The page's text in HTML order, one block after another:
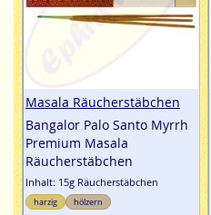
Masala Räucherstäbchen
Bangalor Palo Santo Myrrh
Premium Masala
Räucherstäbchen
Inhalt: 15g Räucherstäbchen
harzig hölzern